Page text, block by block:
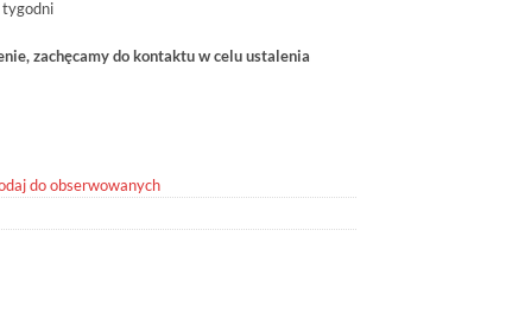
tygodni
zachęcamy do kontaktu w celu ustalenia
do obserwowanych